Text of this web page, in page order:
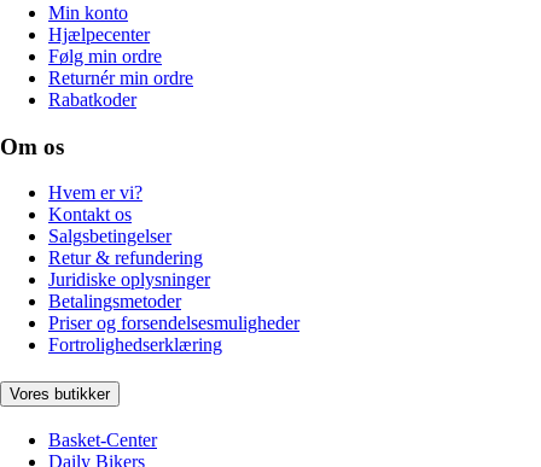
Min konto
Hjælpecenter
Følg min ordre
Returnér min ordre
Rabatkoder
Om os
Hvem er vi?
Kontakt os
Salgsbetingelser
Retur & refundering
Juridiske oplysninger
Betalingsmetoder
Priser og forsendelsesmuligheder
Fortrolighedserklæring
Vores butikker
Basket-Center
Daily Bikers